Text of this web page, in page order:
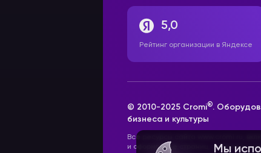
Мы
5,0
Рейтинг организации в Яндексе
© 2010-2025 Cromi®.
бизнеса и культуры
Все ресурсы сайта www.cromi.ru,
и оформление страниц, товарные